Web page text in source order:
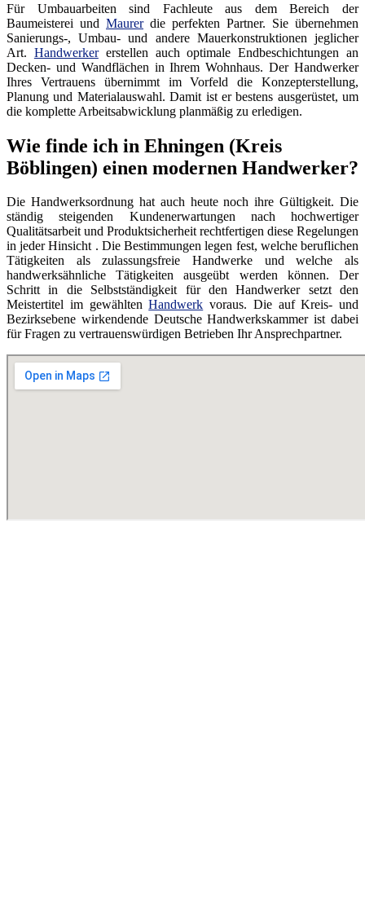
Für Umbauarbeiten sind Fachleute aus dem Bereich der
Baumeisterei und Maurerdie perfekten Partner. Sie übernehmen
Sanierungs-, Umbau- und andere Mauerkonstruktionen jeglicher
Art. Handwerkererstellen auch optimale Endbeschichtungen an
Decken- und Wandflächen in Ihrem Wohnhaus. Der Handwerker
Ihres Vertrauens übernimmt im Vorfeld die Konzepterstellung,
Planung und Materialauswahl. Damit ist er bestens ausgerüstet, um
die komplette Arbeitsabwicklung planmäßig zu erledigen.
Wie finde ich in Ehningen (Kreis
Böblingen) einen modernen Handwerker?
Die Handwerksordnung hat auch heute noch ihre Gültigkeit. Die
ständig steigenden Kundenerwartungen nach hochwertiger
Qualitätsarbeit und Produktsicherheit rechtfertigen diese Regelungen
in jeder Hinsicht . Die Bestimmungen legen fest, welche beruflichen
Tätigkeiten als zulassungsfreie Handwerke und welche als
handwerksähnliche Tätigkeiten ausgeübt werden können. Der
Schritt in die Selbstständigkeit für den Handwerker setzt den
Meistertitel im gewähltenHandwerk voraus. Die auf Kreis- und
Bezirksebene wirkendende Deutsche Handwerkskammer ist dabei
für Fragen zu vertrauenswürdigen Betrieben Ihr Ansprechpartner.